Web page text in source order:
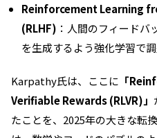
Reinforcement Learning
(RLHF) ：人間のフィード
を生成するよう強化学習で調
Karpathy氏は、ここに 「
Verifiable Rewards (RLVR)」
たことを、2025年の大きな転